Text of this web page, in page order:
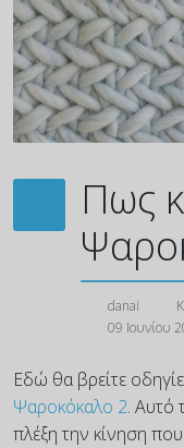
Πως
danai
09 Ιουνίου
Εδώ θα βρείτε
Ψαροκόκαλο 2. Αυτό
πλέξη την κίνηση